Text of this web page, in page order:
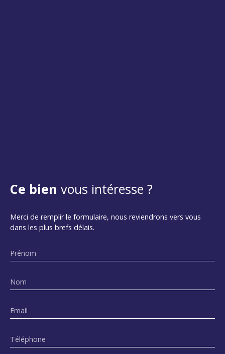
Ce bien vous intéresse ?
Merci de remplir le formulaire, nous reviendrons vers vous
dans les plus brefs délais.
Prénom
Nom
Email
Téléphone